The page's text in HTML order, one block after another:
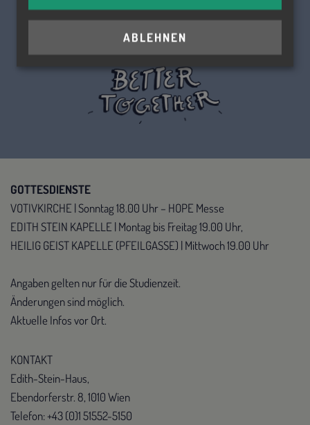
GOTTESDIENSTE
VOTIVKIRCHE | Sonntag 18.00 Uhr – HOPE Messe
EDITH STEIN KAPELLE | Montag bis Freitag 19.00 Uhr,
HEILIG GEIST KAPELLE (PFEILGASSE) | Mittwoch 19.00 Uhr
Angaben gelten nur für die Studienzeit.
Änderungen sind möglich.
Aktuelle Infos vor Ort.
KONTAKT
Edith-Stein-Haus,
Ebendorferstr. 8, 1010 Wien
Telefon: +43 (0)1 51552-5150
ABLEHNEN